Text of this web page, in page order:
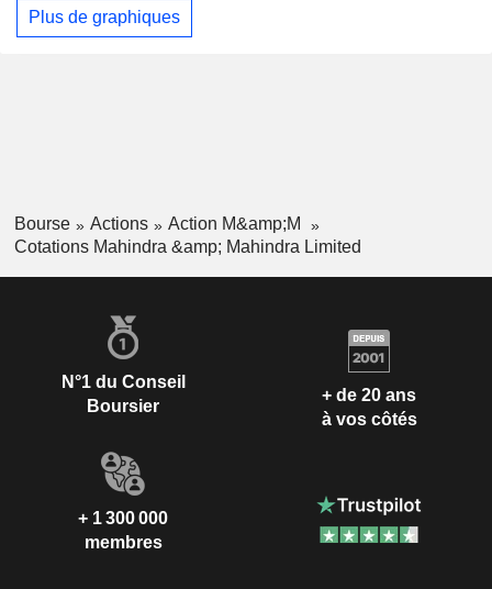
Plus de graphiques
Bourse Actions
Action M&amp;M
Cotations Mahindra &amp; Mahindra Limited
N°1 du Conseil
Boursier
+ de 20 ans
à vos côtés
+ 1 300 000
membres